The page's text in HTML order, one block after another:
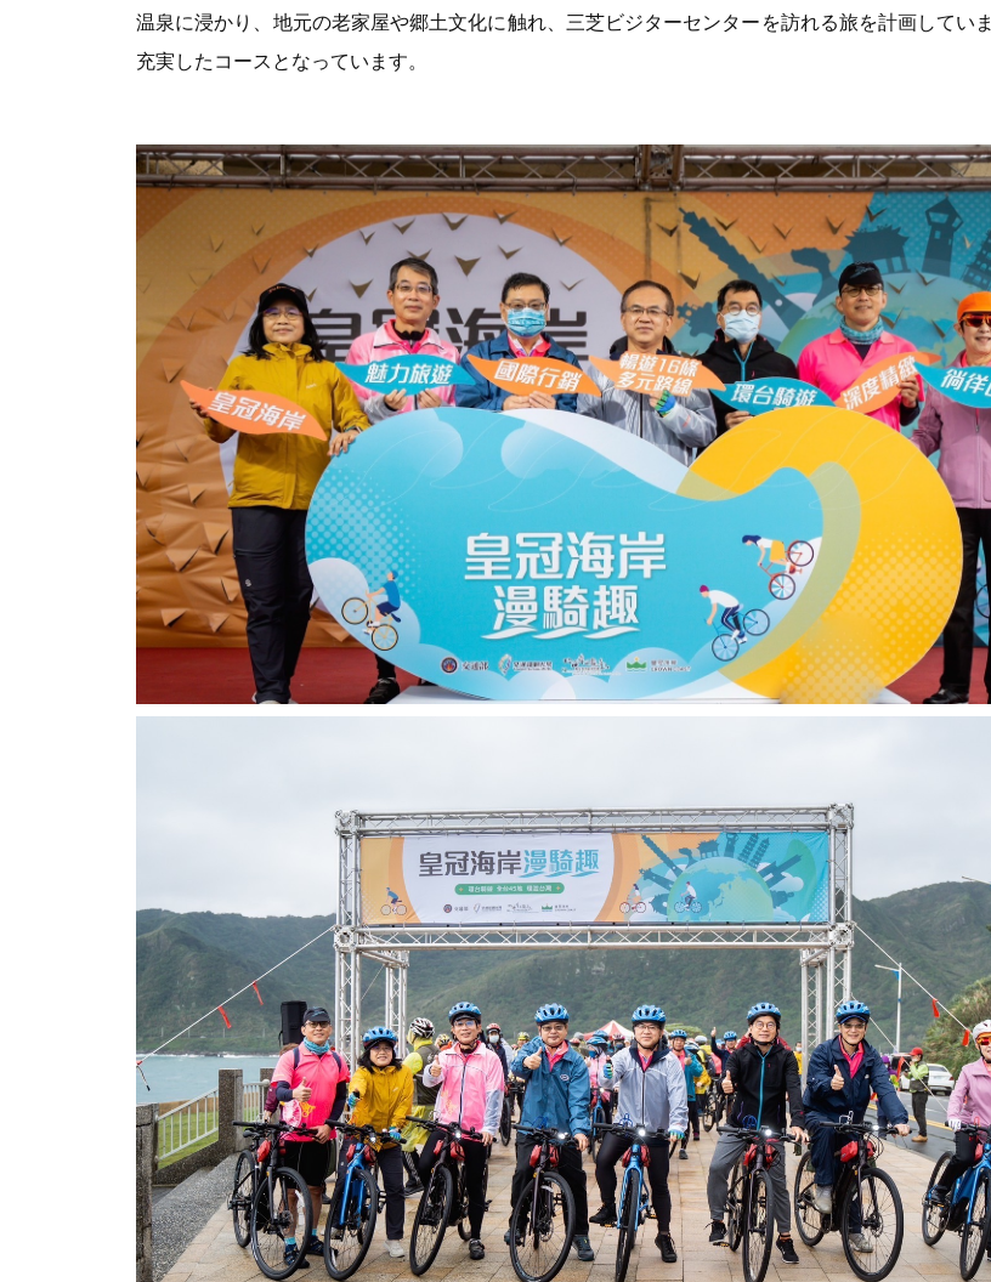
温泉に浸かり、地元の老家屋や郷土文化に触れ、三芝ビジターセンターを訪れる旅を計画してい
充実したコースとなっています。